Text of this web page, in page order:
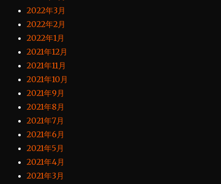
2022年3月
2022年2月
2022年1月
2021年12月
2021年11月
2021年10月
2021年9月
2021年8月
2021年7月
2021年6月
2021年5月
2021年4月
2021年3月